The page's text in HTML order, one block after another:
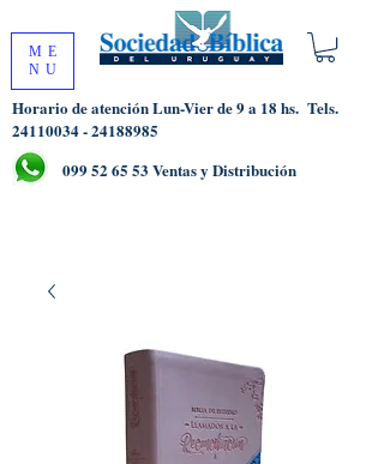
ME
NU
Horario de atención Lun-Vier de 9 a 18 hs. Tels.
24110034 - 24188985
099 52 65 53 Ventas y Distribución